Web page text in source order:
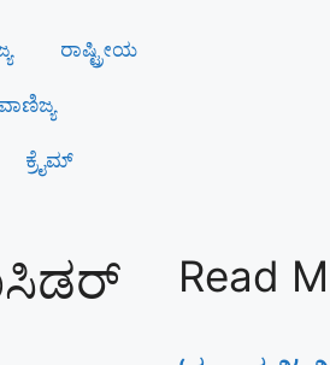
ರಾಷ್ಟ್ರೀಯ
ವಾಣಿಜ್ಯ
ಕ್ರೈಮ್
Read